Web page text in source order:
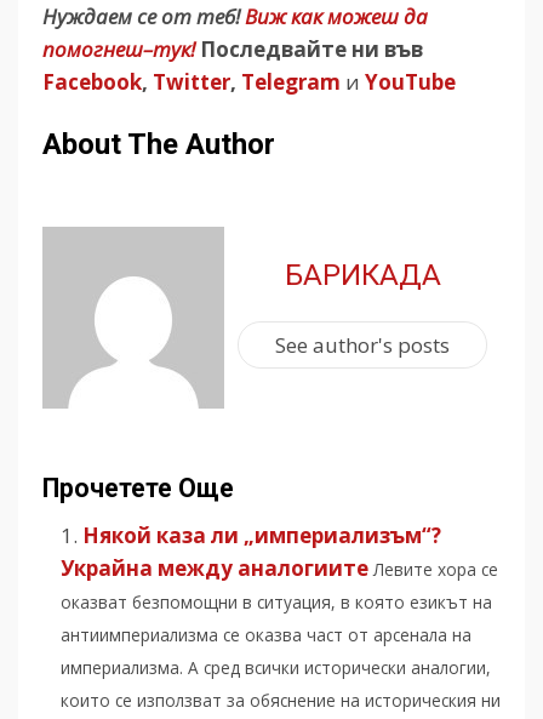
Нуждаем се от теб!Виж как можеш да
помогнеш–тук! Последвайте ни във
Facebook, Twitter, Telegram и YouTube
About The Author
БАРИКАДА
See author's posts
Прочетете Още
Някой каза ли „империализъм“?
Украйна между аналогиите Левите хора се
оказват безпомощни в ситуация, в която езикът на
антиимпериализма се оказва част от арсенала на
империализма. А сред всички исторически аналогии,
които се използват за обяснение на историческия ни